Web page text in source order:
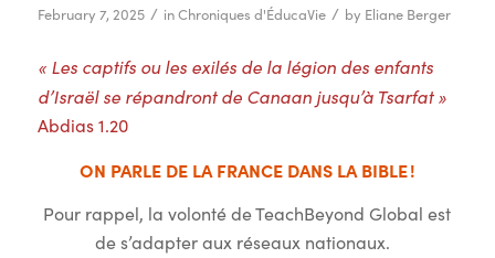
February 7, 2025 / inChroniques d'ÉducaVie / by Eliane Berger
« Les captifs ou les exilés de la légion des enfants
d’Israël se répandront de Canaan jusqu’à Tsarfat »
Abdias 1.20
ON PARLE DE LA FRANCE DANS LA BIBLE !
Pour rappel, la volonté de TeachBeyond Global est
de s’adapter aux réseaux nationaux.